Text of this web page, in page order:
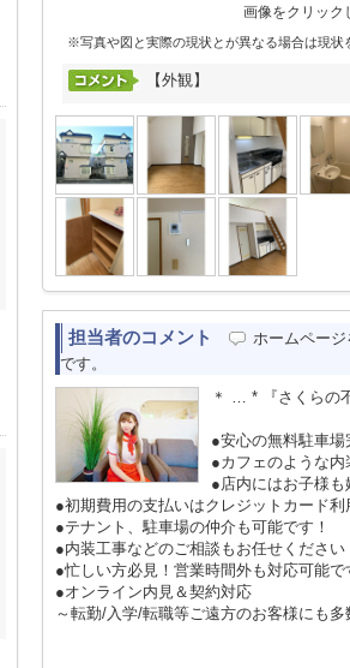
画像をクリック
※写真や図と実際の現状とが異なる場合は現状
【外観】
担当者のコメント
ホームページ
です。
＊ … * 『さくらの
●安心の無料駐車場
●カフェのような
●店内にはお子様
●初期費用の支払いはクレジットカード
●テナント、駐車場の仲介も可能です！
●内装工事などのご相談もお任せください
●忙しい方必見！営業時間外も対応可能で
●オンライン内見＆契約対応
～転勤/入学/転職等ご遠方のお客様にも